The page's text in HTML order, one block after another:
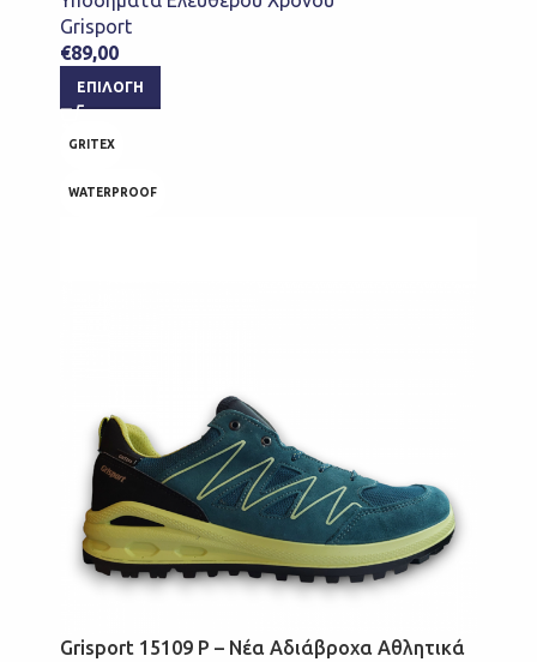
Grisport
€89,00
ΕΠΙΛΟΓΉ
GRITEX
WATERPROOF
Grisport 15109 P – Νέα Αδιάβροχα Αθλητικά